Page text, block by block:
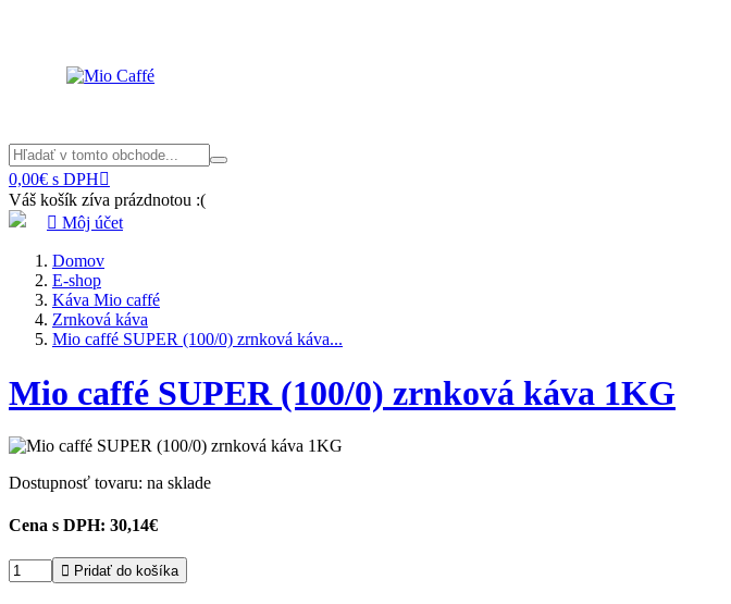
0,00€ s DPH
Váš košík zíva prázdnotou :(
 Môj účet
Domov
E-shop
Káva Mio caffé
Zrnková káva
Mio caffé SUPER (100/0) zrnková káva...
Mio caffé SUPER (100/0) zrnková káva 1KG
Dostupnosť tovaru: na sklade
Cena s DPH: 30,14€
 Pridať do košíka